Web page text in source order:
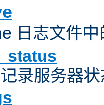
日志文件
录服务器